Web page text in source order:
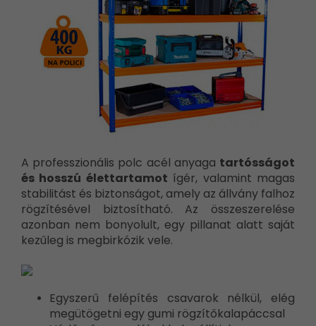
A professzionális polc acél anyaga tartósságot
és hosszú élettartamot ígér, valamint magas
stabilitást és biztonságot, amely az állvány falhoz
rögzítésével biztosítható. Az összeszerelése
azonban nem bonyolult, egy pillanat alatt saját
kezűleg is megbirkózik vele.
Egyszerű felépítés csavarok nélkül, elég
megütögetni egy gumi rögzítőkalapáccsal